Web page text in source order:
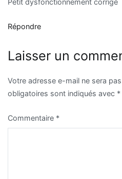
Répondre
Laisser un
Votre adresse e-mail ne sera
obligatoires sont indiqués avec *
Commentaire *